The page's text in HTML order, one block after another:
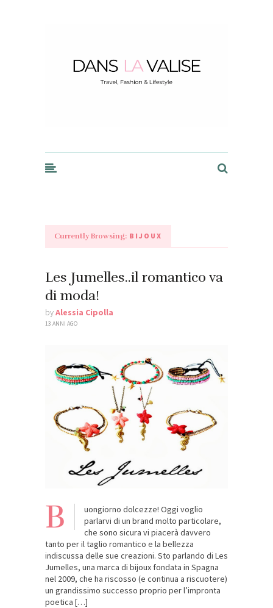
Currently Browsing: BIJOUX
Les Jumelles..il romantico va
di moda!
byAlessia Cipolla
13 ANNI AGO
B
uongiorno dolcezze! Oggi voglio
parlarvi di un brand molto particolare,
che sono sicura vi piacerà davvero
tanto per il taglio romantico e la bellezza
indiscussa delle sue creazioni. Sto parlando di Les
Jumelles, una marca di bijoux fondata in Spagna
nel 2009, che ha riscosso (e continua a riscuotere)
un grandissimo successo proprio per l’impronta
poetica […]